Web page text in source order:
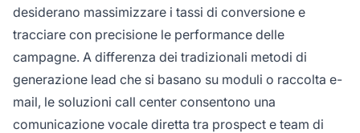
desiderano massimizzare i tassi di conversione e
tracciare con precisione le performance delle
campagne. A differenza dei tradizionali metodi di
generazione lead che si basano su moduli o raccolta e-
mail, le soluzioni call center consentono una
comunicazione vocale diretta tra prospect e team di